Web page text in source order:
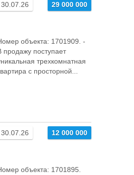
30.07.26 29 000 000
объекта: 1701909. -
продажу поступает
трехкомнатная
с просторной...
30.07.26 12 000 000
объекта: 1701895.